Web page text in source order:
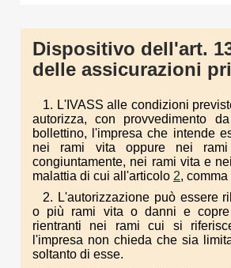
Dispositivo dell'art.
delle assicurazioni
1. L'IVASS alle condizioni
autorizza, con provvedimento
bollettino, l'impresa che intende
nei rami vita oppure nei rami
congiuntamente, nei rami vita e
malattia di cui all'articolo 2, comma
2. L'autorizzazione può essere
o più rami vita o danni e
rientranti nei rami cui si
l'impresa non chieda che sia
soltanto di esse.